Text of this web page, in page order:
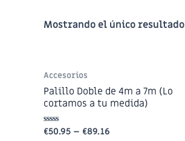
Mostrando el único resultado
Accesorios
Palillo Doble de 4m a 7m (Lo
cortamos a tu medida)
Valorado
€50.95 – €89.16